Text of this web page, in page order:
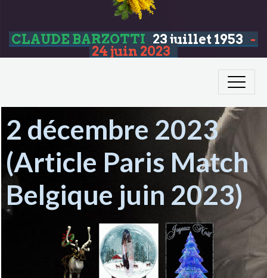
CLAUDE BARZOTTI 23 juillet 1953 -
24 juin 2023
2 décembre 2023
(Article Paris Match
Belgique juin 2023)